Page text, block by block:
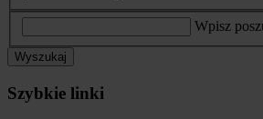
Wpisz
Wyszukaj
Szybkie linki